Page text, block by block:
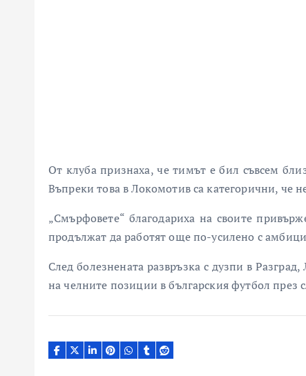
От клуба признаха, че тимът е бил съвсем
Въпреки това в Локомотив са категорични, че
„Смърфовете“ благодариха на своите
продължат да работят още по-усилено с
След болезнената развръзка с дузпи в
на челните позиции в българския футбол през